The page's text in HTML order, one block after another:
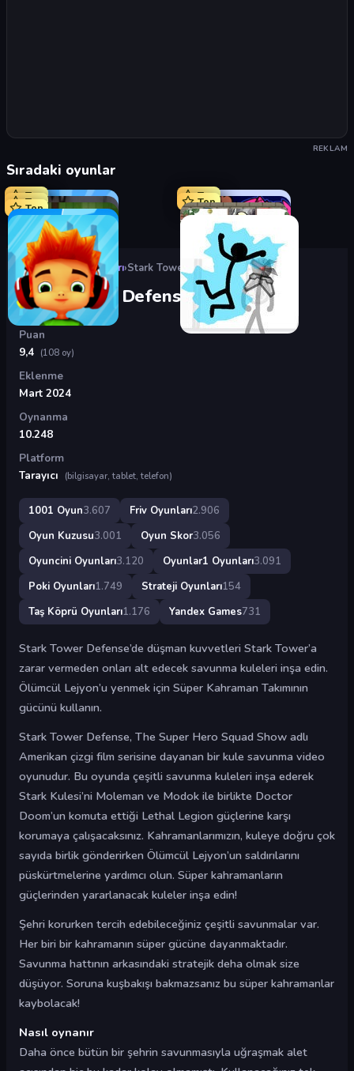
REKLAM
Sıradaki oyunlar
Top Top
Top Top
Top
Oyunlar›Friv Oyunları›Stark Tower Defense
Stark Tower Defense
Puan
9,4 (108 oy)
Eklenme
Mart 2024
Oynanma
10.248
Platform
Tarayıcı
(bilgisayar, tablet, telefon)
1001 Oyun3.607 Friv Oyunları2.906
Oyun Kuzusu3.001 Oyun Skor3.056
Oyuncini Oyunları3.120 Oyunlar1 Oyunları3.091
Poki Oyunları1.749 Strateji Oyunları154
Taş Köprü Oyunları1.176 Yandex Games731
Stark Tower Defense’de düşman kuvvetleri Stark Tower’a
zarar vermeden onları alt edecek savunma kuleleri inşa edin.
Ölümcül Lejyon’u yenmek için Süper Kahraman Takımının
gücünü kullanın.
Stark Tower Defense, The Super Hero Squad Show adlı
Amerikan çizgi film serisine dayanan bir kule savunma video
oyunudur. Bu oyunda çeşitli savunma kuleleri inşa ederek
Stark Kulesi’ni Moleman ve Modok ile birlikte Doctor
Doom’un komuta ettiği Lethal Legion güçlerine karşı
korumaya çalışacaksınız. Kahramanlarımızın, kuleye doğru çok
sayıda birlik gönderirken Ölümcül Lejyon’un saldırılarını
püskürtmelerine yardımcı olun. Süper kahramanların
güçlerinden yararlanacak kuleler inşa edin!
Şehri korurken tercih edebileceğiniz çeşitli savunmalar var.
Her biri bir kahramanın süper gücüne dayanmaktadır.
Savunma hattının arkasındaki stratejik deha olmak size
düşüyor. Soruna kuşbakışı bakmazsanız bu süper kahramanlar
kaybolacak!
Nasıl oynanır
Daha önce bütün bir şehrin savunmasıyla uğraşmak alet